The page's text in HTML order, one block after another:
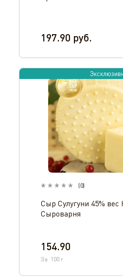
197.90 руб.
(0)
Сыр Сулугуни 45%
Сыроварня
154.90
За 100 г.